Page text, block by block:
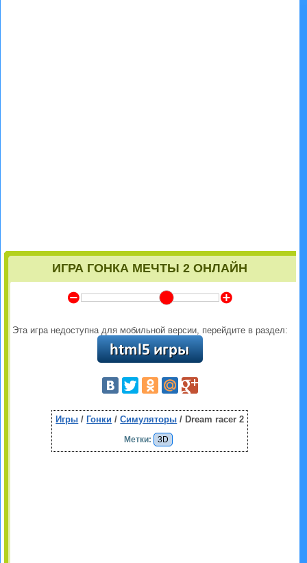
ИГРА ГОНКА МЕЧТЫ 2 ОНЛАЙН
Y Z
Эта игра недоступна для мобильной версии, перейдите в раздел:
Игры / Гонки /Симуляторы / Dream racer 2
Метки: 3D